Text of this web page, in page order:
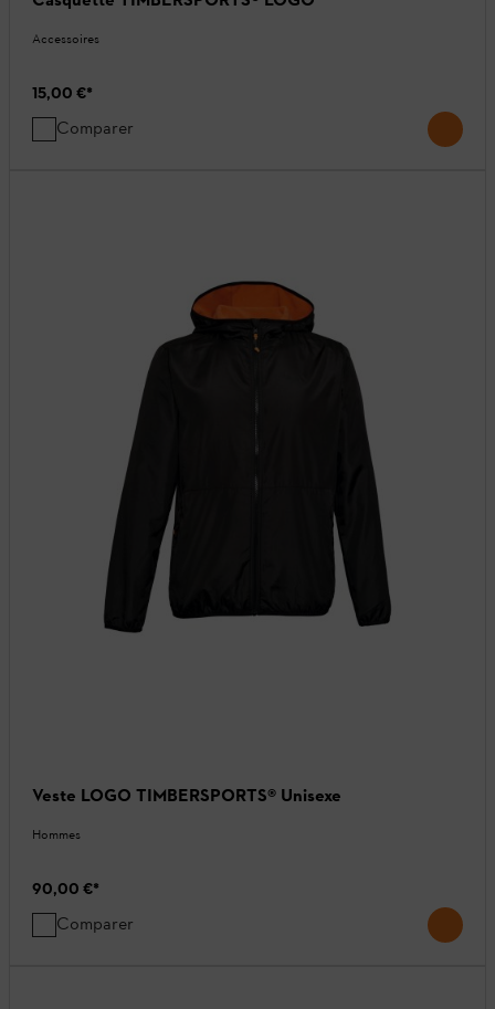
Accessoires
15,00 €*
Comparer
Veste LOGO TIMBERSPORTS® Unisexe
Hommes
90,00 €*
Comparer